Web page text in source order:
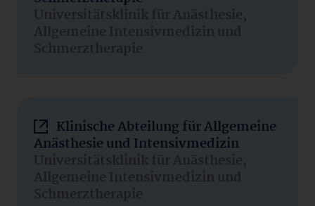
Universitätsklinik für Anästhesie,
Allgemeine Intensivmedizin und
Schmerztherapie
Klinische Abteilung für Allgemeine
Anästhesie und Intensivmedizin
Universitätsklinik für Anästhesie,
Allgemeine Intensivmedizin und
Schmerztherapie